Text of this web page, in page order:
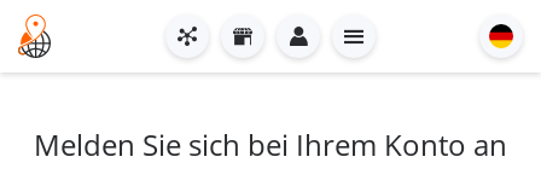
Melden Sie sich bei Ihrem Konto an